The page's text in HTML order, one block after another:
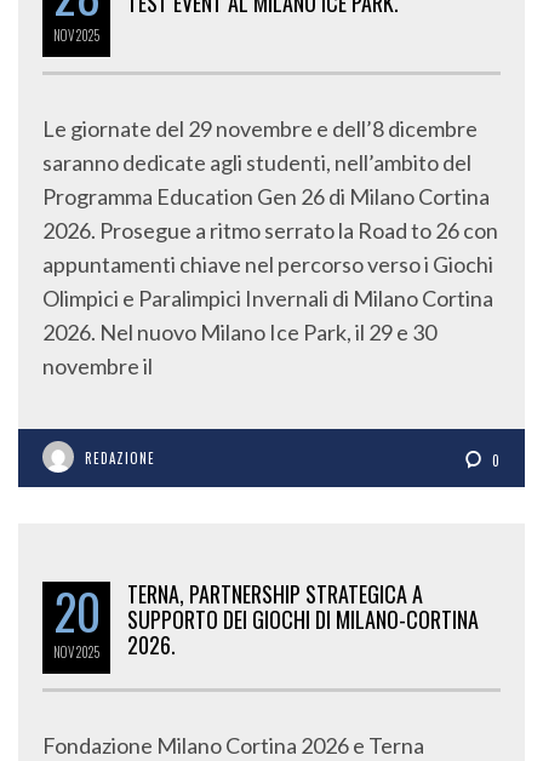
NOV2025
Le giornate del 29 novembre e dell’8 dicembre
saranno dedicate agli studenti, nell’ambito del
Programma Education Gen 26 di Milano Cortina
2026. Prosegue a ritmo serrato la Road to 26 con
appuntamenti chiave nel percorso verso i Giochi
Olimpici e Paralimpici Invernali di Milano Cortina
2026. Nel nuovo Milano Ice Park, il 29 e 30
novembre il
REDAZIONE 0
20
NOV2025
TERNA, PARTNERSHIP STRATEGICA A
SUPPORTO DEI GIOCHI DI MILANO-CORTINA
2026.
Fondazione Milano Cortina 2026 e Terna